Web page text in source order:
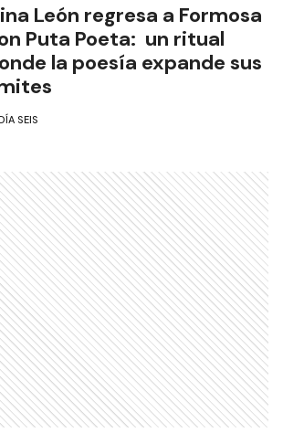
León regresa a Formosa
Puta Poeta: un ritual
la poesía expande sus
SEIS